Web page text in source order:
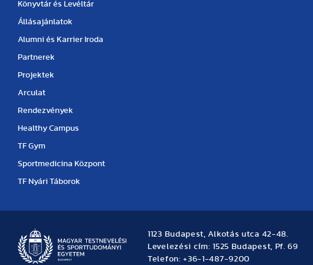
Könyvtár és Levéltár
Állásajánlatok
Alumni és Karrier Iroda
Partnerek
Projektek
Arculat
Rendezvények
Healthy Campus
TF Gym
Sportmedicina Központ
TF Nyári Táborok
1123 Budapest, Alkotás utca 42-48.
Levelezési cím: 1525 Budapest, Pf. 69
Telefon: +36-1-487-9200